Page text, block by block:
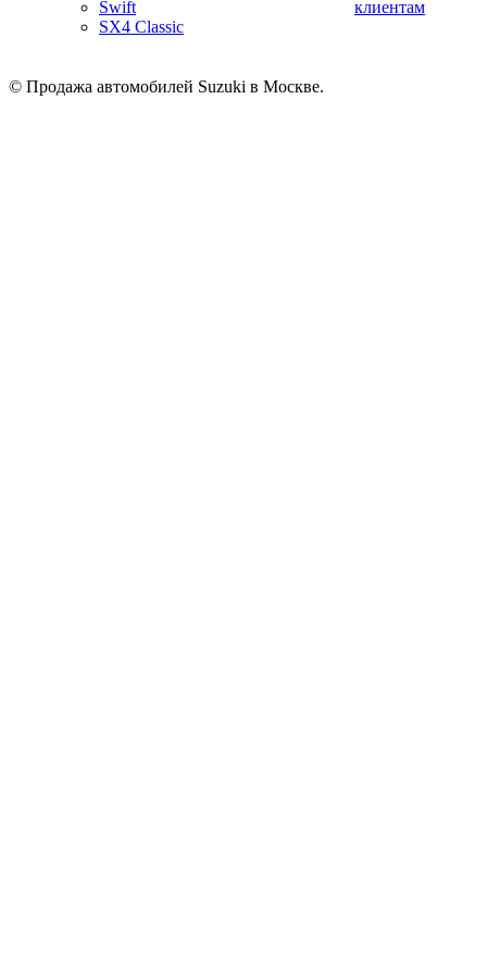
Swift
SX4 Classic
клиентам
© Продажа автомобилей Suzuki в Москве.